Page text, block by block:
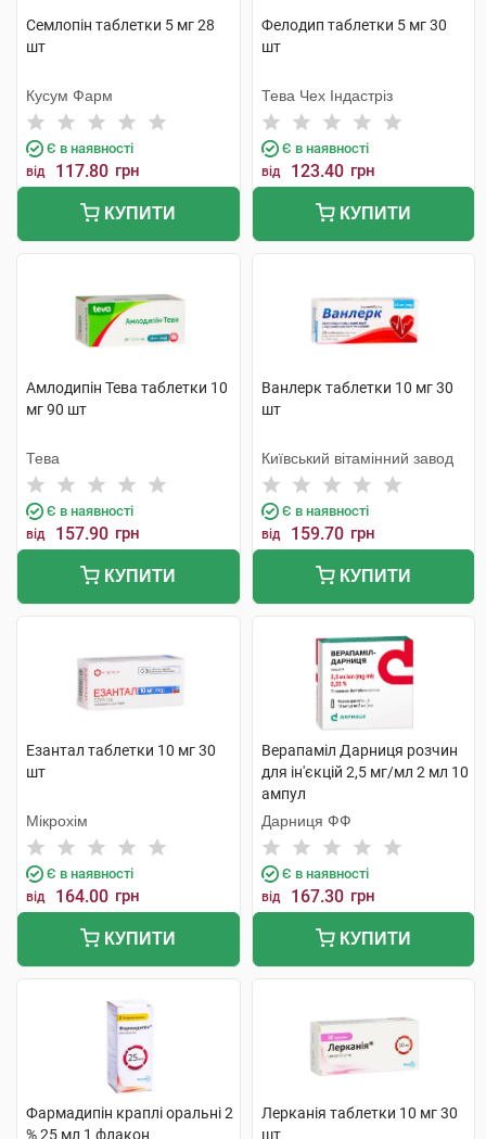
Семлопін таблетки 5 мг 28
шт
Кусум Фарм
Є в наявності
від 117.80 грн
КУПИТИ
Фелодип таблетки 5 мг 30
шт
Тева Чех Індастріз
Є в наявності
від 123.40 грн
КУПИТИ
Амлодипін Тева таблетки 10
мг 90 шт
Тева
Є в наявності
від 157.90 грн
КУПИТИ
Ванлерк таблетки 10 мг 30
шт
Київський вітамінний завод
Є в наявності
від 159.70 грн
КУПИТИ
Езантал таблетки 10 мг 30
шт
Мікрохім
Є в наявності
від 164.00 грн
КУПИТИ
Верапаміл Дарниця розчин
для ін'єкцій 2,5 мг/мл 2 мл 10
ампул
Дарниця ФФ
Є в наявності
від 167.30 грн
КУПИТИ
Фармадипін краплі оральні 2
% 25 мл 1 флакон
Лерканія таблетки 10 мг 30
шт